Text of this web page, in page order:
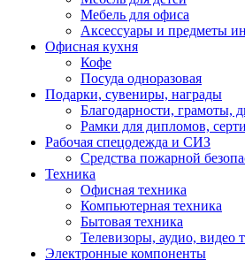
Мебель для офиса
Аксессуары и предметы
Офисная кухня
Кофе
Посуда одноразовая
Подарки, сувениры, награды
Благодарности, грамоты,
Рамки для дипломов,
Рабочая спецодежда и СИЗ
Средства пожарной
Техника
Офисная техника
Компьютерная техника
Бытовая техника
Телевизоры, аудио, видео
Электронные компоненты